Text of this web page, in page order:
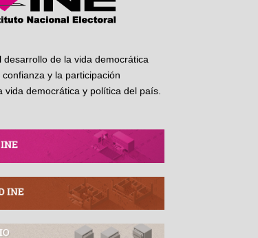
desarrollo de la vida democrática
y la participación
vida democrática y política del país.